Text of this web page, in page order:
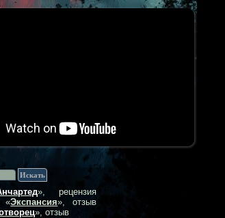
», рецензия
«Экспансия», отзыв
», отзыв